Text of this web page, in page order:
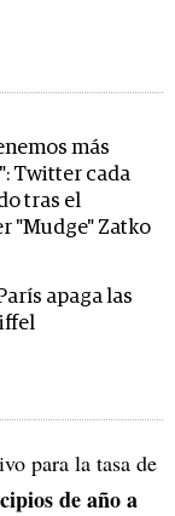
más
Twitter cada
tras el
"Mudge" Zatko
apaga las
para la tasa de
de año a